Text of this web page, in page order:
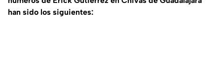
han sido los siguientes: